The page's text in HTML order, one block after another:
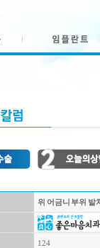
위 어금니 부위 발
124